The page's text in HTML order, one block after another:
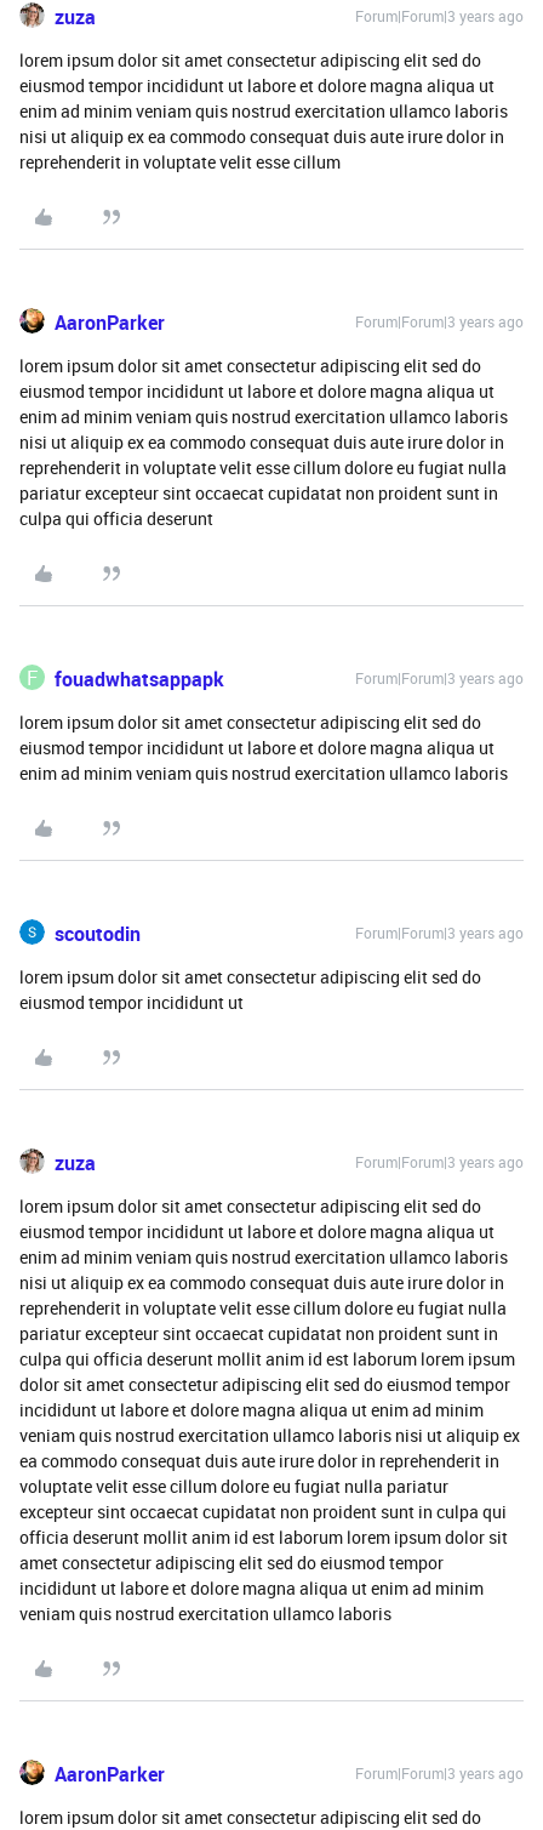
zuza Forum|Forum|3 years ago
lorem ipsum dolor sit amet consectetur adipiscing elit sed do
eiusmod tempor incididunt ut labore et dolore magna aliqua ut
enim ad minim veniam quis nostrud exercitation ullamco laboris
nisi ut aliquip ex ea commodo consequat duis aute irure dolor in
reprehenderit in voluptate velit esse cillum
AaronParker Forum|Forum|3 years ago
lorem ipsum dolor sit amet consectetur adipiscing elit sed do
eiusmod tempor incididunt ut labore et dolore magna aliqua ut
enim ad minim veniam quis nostrud exercitation ullamco laboris
nisi ut aliquip ex ea commodo consequat duis aute irure dolor in
reprehenderit in voluptate velit esse cillum dolore eu fugiat nulla
pariatur excepteur sint occaecat cupidatat non proident sunt in
culpa qui officia deserunt
F fouadwhatsappapk Forum|Forum|3 years ago
lorem ipsum dolor sit amet consectetur adipiscing elit sed do
eiusmod tempor incididunt ut labore et dolore magna aliqua ut
enim ad minim veniam quis nostrud exercitation ullamco laboris
scoutodin Forum|Forum|3 years ago
lorem ipsum dolor sit amet consectetur adipiscing elit sed do
eiusmod tempor incididunt ut
zuza Forum|Forum|3 years ago
lorem ipsum dolor sit amet consectetur adipiscing elit sed do
eiusmod tempor incididunt ut labore et dolore magna aliqua ut
enim ad minim veniam quis nostrud exercitation ullamco laboris
nisi ut aliquip ex ea commodo consequat duis aute irure dolor in
reprehenderit in voluptate velit esse cillum dolore eu fugiat nulla
pariatur excepteur sint occaecat cupidatat non proident sunt in
culpa qui officia deserunt mollit anim id est laborum lorem ipsum
dolor sit amet consectetur adipiscing elit sed do eiusmod tempor
incididunt ut labore et dolore magna aliqua ut enim ad minim
veniam quis nostrud exercitation ullamco laboris nisi ut aliquip ex
ea commodo consequat duis aute irure dolor in reprehenderit in
voluptate velit esse cillum dolore eu fugiat nulla pariatur
excepteur sint occaecat cupidatat non proident sunt in culpa qui
officia deserunt mollit anim id est laborum lorem ipsum dolor sit
amet consectetur adipiscing elit sed do eiusmod tempor
incididunt ut labore et dolore magna aliqua ut enim ad minim
veniam quis nostrud exercitation ullamco laboris
AaronParker Forum|Forum|3 years ago
lorem ipsum dolor sit amet consectetur adipiscing elit sed do